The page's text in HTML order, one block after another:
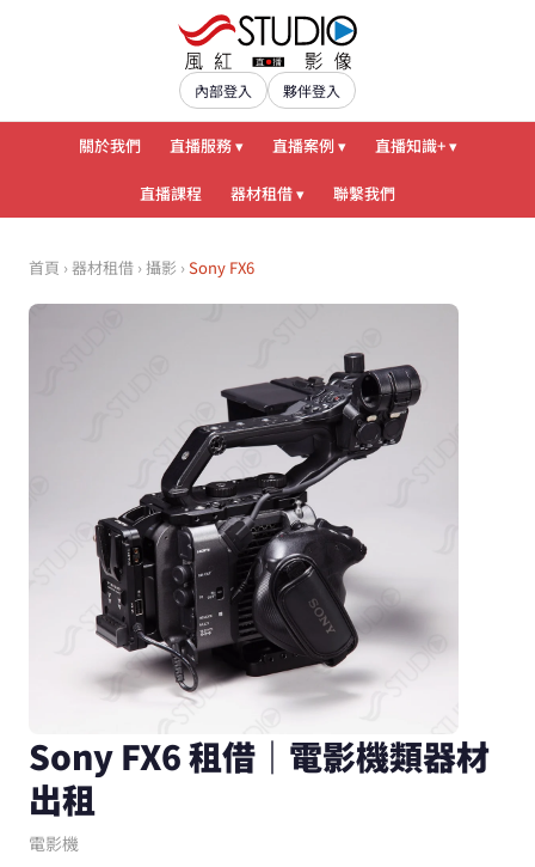
內部登入 夥伴登入
關於我們 直播服務 ▾ 直播案例 ▾ 直播知識+ ▾
直播課程 器材租借 ▾ 聯繫我們
首頁 ›器材租借 ›攝影 ›Sony FX6
Sony FX6 租借｜電影機類器材
出租
電影機